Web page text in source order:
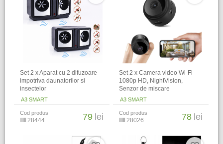
Set 2 x Aparat cu 2 difuzoare
impotriva daunatorilor si
insectelor
A3 SMART
Cod produs
28444 79 lei
Set 2 x Camera video Wi-Fi
1080p HD, NightVision,
Senzor de miscare
A3 SMART
Cod produs
28026 78 lei